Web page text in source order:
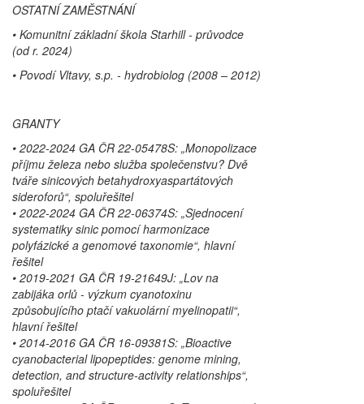
OSTATNÍ ZAMĚSTNÁNÍ
• Komunitní základní škola Starhill - průvodce
(od r. 2024)
• Povodí Vltavy, s.p. - hydrobiolog (2008 – 2012)
GRANTY
• 2022-2024 GA ČR 22-05478S: „Monopolizace
příjmu železa nebo služba společenstvu? Dvě
tváře sinicových betahydroxyaspartátových
sideroforů“, spoluřešitel
• 2022-2024 GA ČR 22-06374S: „Sjednocení
systematiky sinic pomocí harmonizace
polyfázické a genomové taxonomie“, hlavní
řešitel
• 2019-2021 GA ČR 19-21649J: „Lov na
zabijáka orlů - výzkum cyanotoxinu
způsobujícího ptačí vakuolární myelinopatii“,
hlavní řešitel
• 2014-2016 GA ČR 16-09381S: „Bioactive
cyanobacterial lipopeptides: genome mining,
detection, and structure-activity relationships“,
spoluřešitel